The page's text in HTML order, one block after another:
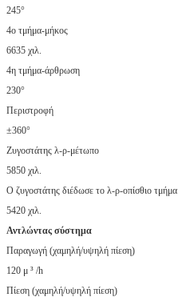
245°
4ο τμήμα-μήκος
6635 χιλ.
4η τμήμα-άρθρωση
230°
Περιστροφή
±360°
Ζυγοστάτης λ-ρ-μέτωπο
5850 χιλ.
Ο ζυγοστάτης διέδωσε το λ-ρ-οπίσθιο τμήμα
5420 χιλ.
Αντλώντας σύστημα
Παραγωγή (χαμηλή/υψηλή πίεση)
120 μ ³ /h
Πίεση (χαμηλή/υψηλή πίεση)